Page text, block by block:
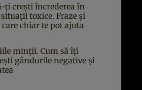
ți crești încrederea în
toxice. Fraze și
chiar te pot ajuta
minții. Cum să îți
gândurile negative și